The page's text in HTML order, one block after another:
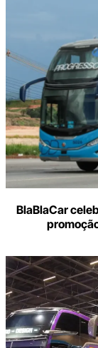
BlaBlaCar